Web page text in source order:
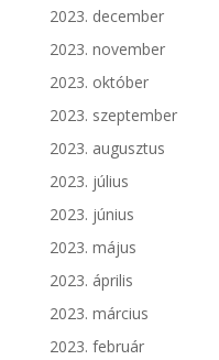
2023. december
2023. november
2023. október
2023. szeptember
2023. augusztus
2023. július
2023. június
2023. május
2023. április
2023. március
2023. február